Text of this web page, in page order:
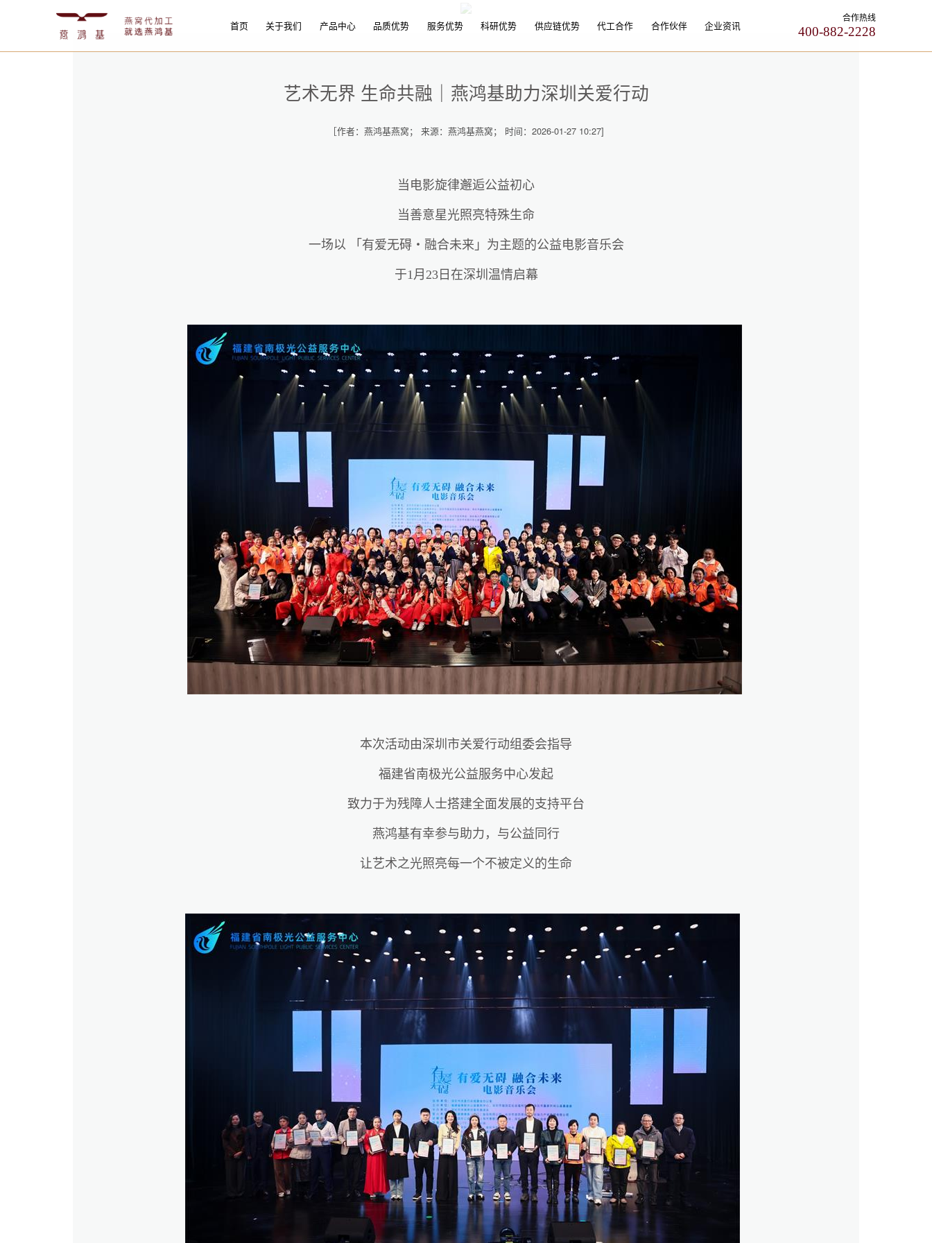
首页 关于我们 产品中心 品质优势 服务优势 科研优势 供应链优势 代工合作 合作伙伴 企业资讯
合作热线
400-882-2228
艺术无界 生命共融｜燕鸿基助力深圳关爱行动
［作者：燕鸿基燕窝； 来源：燕鸿基燕窝； 时间：2026-01-27 10:27]
当电影旋律邂逅公益初心
当善意星光照亮特殊生命
一场以 「有爱无碍・融合未来」为主题的公益电影音乐会
于1月23日在深圳温情启幕
本次活动由深圳市关爱行动组委会指导
福建省南极光公益服务中心发起
致力于为残障人士搭建全面发展的支持平台
燕鸿基有幸参与助力，与公益同行
让艺术之光照亮每一个不被定义的生命